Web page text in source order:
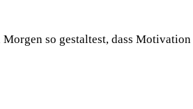
so gestaltest, dass